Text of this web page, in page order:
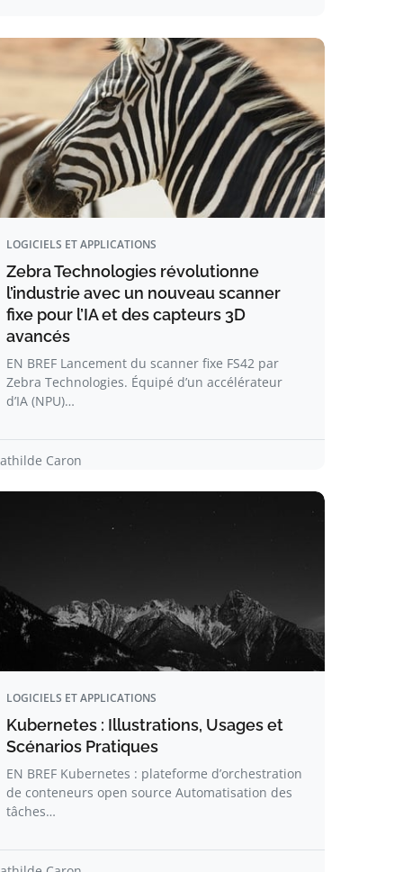
LOGICIELS ET APPLICATIONS
Zebra Technologies révolutionne
l’industrie avec un nouveau scanner
fixe pour l’IA et des capteurs 3D
avancés
EN BREF Lancement du scanner fixe FS42 par
Zebra Technologies. Équipé d’un accélérateur
d’IA (NPU)…
Caron
LOGICIELS ET APPLICATIONS
Kubernetes : Illustrations, Usages et
Scénarios Pratiques
EN BREF Kubernetes : plateforme d’orchestration
de conteneurs open source Automatisation des
tâches…